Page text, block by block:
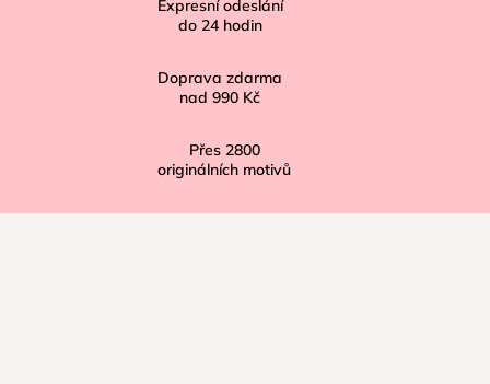
Expresní odeslání
do 24 hodin
Doprava zdarma
nad 990 Kč
Přes 2800
originálních motivů